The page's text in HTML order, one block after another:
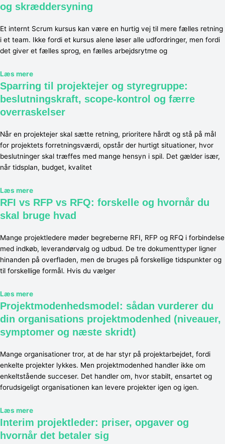
og skræddersyning
Et internt Scrum kursus kan være en hurtig vej til mere fælles retning
i et team. Ikke fordi et kursus alene løser alle udfordringer, men fordi
det giver et fælles sprog, en fælles arbejdsrytme og
Læs mere
Sparring til projektejer og styregruppe:
beslutningskraft, scope-kontrol og færre
overraskelser
Når en projektejer skal sætte retning, prioritere hårdt og stå på mål
for projektets forretningsværdi, opstår der hurtigt situationer, hvor
beslutninger skal træffes med mange hensyn i spil. Det gælder især,
når tidsplan, budget, kvalitet
Læs mere
RFI vs RFP vs RFQ: forskelle og hvornår du
skal bruge hvad
Mange projektledere møder begreberne RFI, RFP og RFQ i forbindelse
med indkøb, leverandørvalg og udbud. De tre dokumenttyper ligner
hinanden på overfladen, men de bruges på forskellige tidspunkter og
til forskellige formål. Hvis du vælger
Læs mere
Projektmodenhedsmodel: sådan vurderer du
din organisations projektmodenhed (niveauer,
symptomer og næste skridt)
Mange organisationer tror, at de har styr på projektarbejdet, fordi
enkelte projekter lykkes. Men projektmodenhed handler ikke om
enkeltstående succeser. Det handler om, hvor stabilt, ensartet og
forudsigeligt organisationen kan levere projekter igen og igen.
Læs mere
Interim projektleder: priser, opgaver og
hvornår det betaler sig